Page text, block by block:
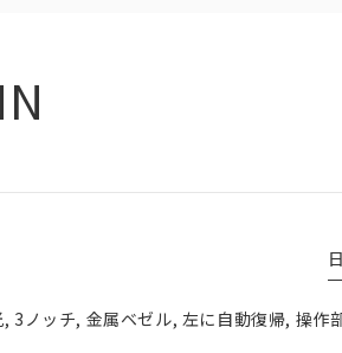
3ノッチ, 金属ベゼル, 左に自動復帰, 操作